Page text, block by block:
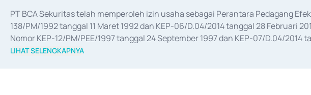
PT BCA Sekuritas telah memperoleh izin usaha sebagai Perantara Pedagang
138/PM/1992 tanggal 11 Maret 1992 dan KEP-06/D.04/2014 tanggal 28 Februari
Nomor KEP-12/PM/PEE/1997 tanggal 24 September 1997 dan KEP-07/D.04/
merger, akuisisi, divestasi, dan
LIHAT SELENGKAPNYA